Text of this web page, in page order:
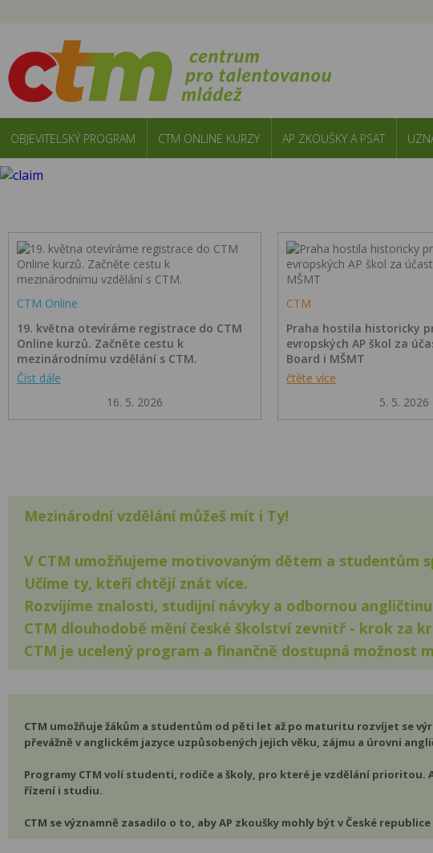
OBJEVITELSKÝ PROGRAM CTM ONLINE KURZY AP ZKOUŠKY A PSAT
CTM Online
19. května otevíráme registrace do CTM
Online kurzů. Začněte cestu k
mezinárodnímu vzdělání s CTM.
Číst dále
16. 5. 2026
CTM
Praha hostila historicky
evropských AP škol za
Board i MŠMT
čtěte více
5. 5. 2026
Mezinárodní vzdělání můžeš mít i Ty!
V CTM umožňujeme motivovaným dětem a studentům
Učíme ty, kteří chtějí znát více.
Rozvíjíme znalosti, studijní návyky a odbornou
CTM dlouhodobě mění české školství zevnitř - krok za
CTM je ucelený program a finančně dostupná možnost
CTM umožňuje žákům a studentům od pěti let až po maturitu rozvíjet se
převážně v anglickém jazyce uzpůsobených jejich věku, zájmu a úrovni
Programy CTM volí studenti, rodiče a školy, pro které je vzdělání
řízení i studiu.
CTM se významně zasadilo o to, aby AP zkoušky mohly být v České